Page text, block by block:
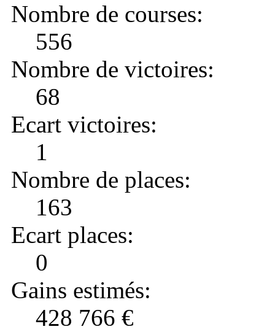
Nombre de courses:
556
Nombre de victoires:
68
Ecart victoires:
1
Nombre de places:
163
Ecart places:
0
Gains estimés:
428 766 €